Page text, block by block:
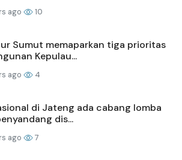
ago 10
Sumut memaparkan tiga prioritas
Kepulau...
ago 4
di Jateng ada cabang lomba
dis...
ago 7